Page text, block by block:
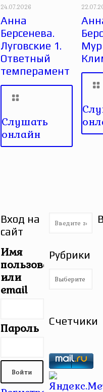
24.07.2026
Анна
Берсенева.
Луговские 1.
Ответный
темперамент
Слушать
онлайн
Вход на
сайт
Имя
пользователя
или
email
Пароль
Рубрики
Рубрики
Счетчики